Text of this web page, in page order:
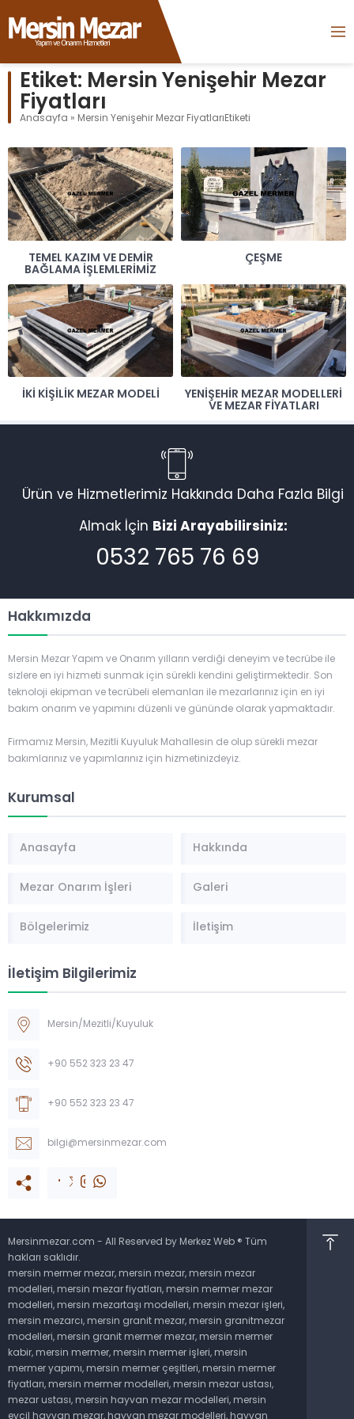
Etiket: Mersin Yenişehir Mezar
Fiyatları
Anasayfa » Mersin Yenişehir Mezar FiyatlarıEtiketi
TEMEL KAZIM VE DEMIR
BAĞLAMA IŞLEMLERIMIZ
ÇEŞME
İKI KIŞILIK MEZAR MODELI
YENIŞEHIR MEZAR MODELLERI
VE MEZAR FIYATLARI
Ürün ve Hizmetlerimiz Hakkında Daha Fazla Bilgi
Almak İçin Bizi Arayabilirsiniz:
0532 765 76 69
Hakkımızda
Mersin Mezar Yapım ve Onarım yılların verdiği deneyim ve tecrübe ile
sizlere en iyi hizmeti sunmak için sürekli kendini geliştirmektedir. Son
teknoloji ekipman ve tecrübeli elemanları ile mezarlarınız için en iyi
bakım onarım ve yapımını düzenli ve gününde olarak yapmaktadır.
Firmamız Mersin, Mezitli Kuyuluk Mahallesin de olup sürekli mezar
bakımlarınız ve yapımlarınız için hizmetinizdeyiz.
Kurumsal
Anasayfa Hakkında
Mezar Onarım İşleri Galeri
Bölgelerimiz İletişim
İletişim Bilgilerimiz
Mersin/Mezitli/Kuyuluk
+90 552 323 23 47
+90 552 323 23 47
bilgi@mersinmezar.com
Mersinmezar.com - All Reserved by Merkez Web ® Tüm
hakları saklıdır.
mersin mermer mezar, mersin mezar, mersin mezar
modelleri, mersin mezar fiyatları, mersin mermer mezar
modelleri, mersin mezartaşı modelleri, mersin mezar işleri,
mersin mezarcı, mersin granit mezar, mersin granitmezar
modelleri, mersin granit mermer mezar, mersin mermer
kabir, mersin mermer, mersin mermer işleri, mersin
mermer yapımı, mersin mermer çeşitleri, mersin mermer
fiyatları, mersin mermer modelleri, mersin mezar ustası,
mezar ustası, mersin hayvan mezar modelleri, mersin
evcil hayvan mezar, hayvan mezar modelleri, hayvan
Müşteri Temsilcisi
Cevap Yaz